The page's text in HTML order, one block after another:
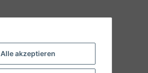
Alle akzeptieren